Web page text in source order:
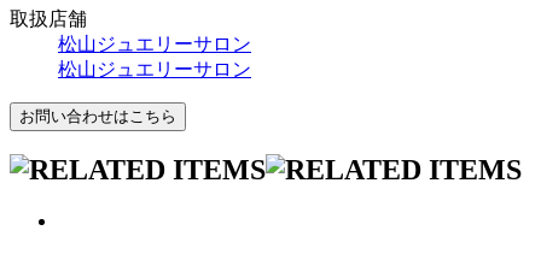
取扱店舗
松山ジュエリーサロン
松山ジュエリーサロン